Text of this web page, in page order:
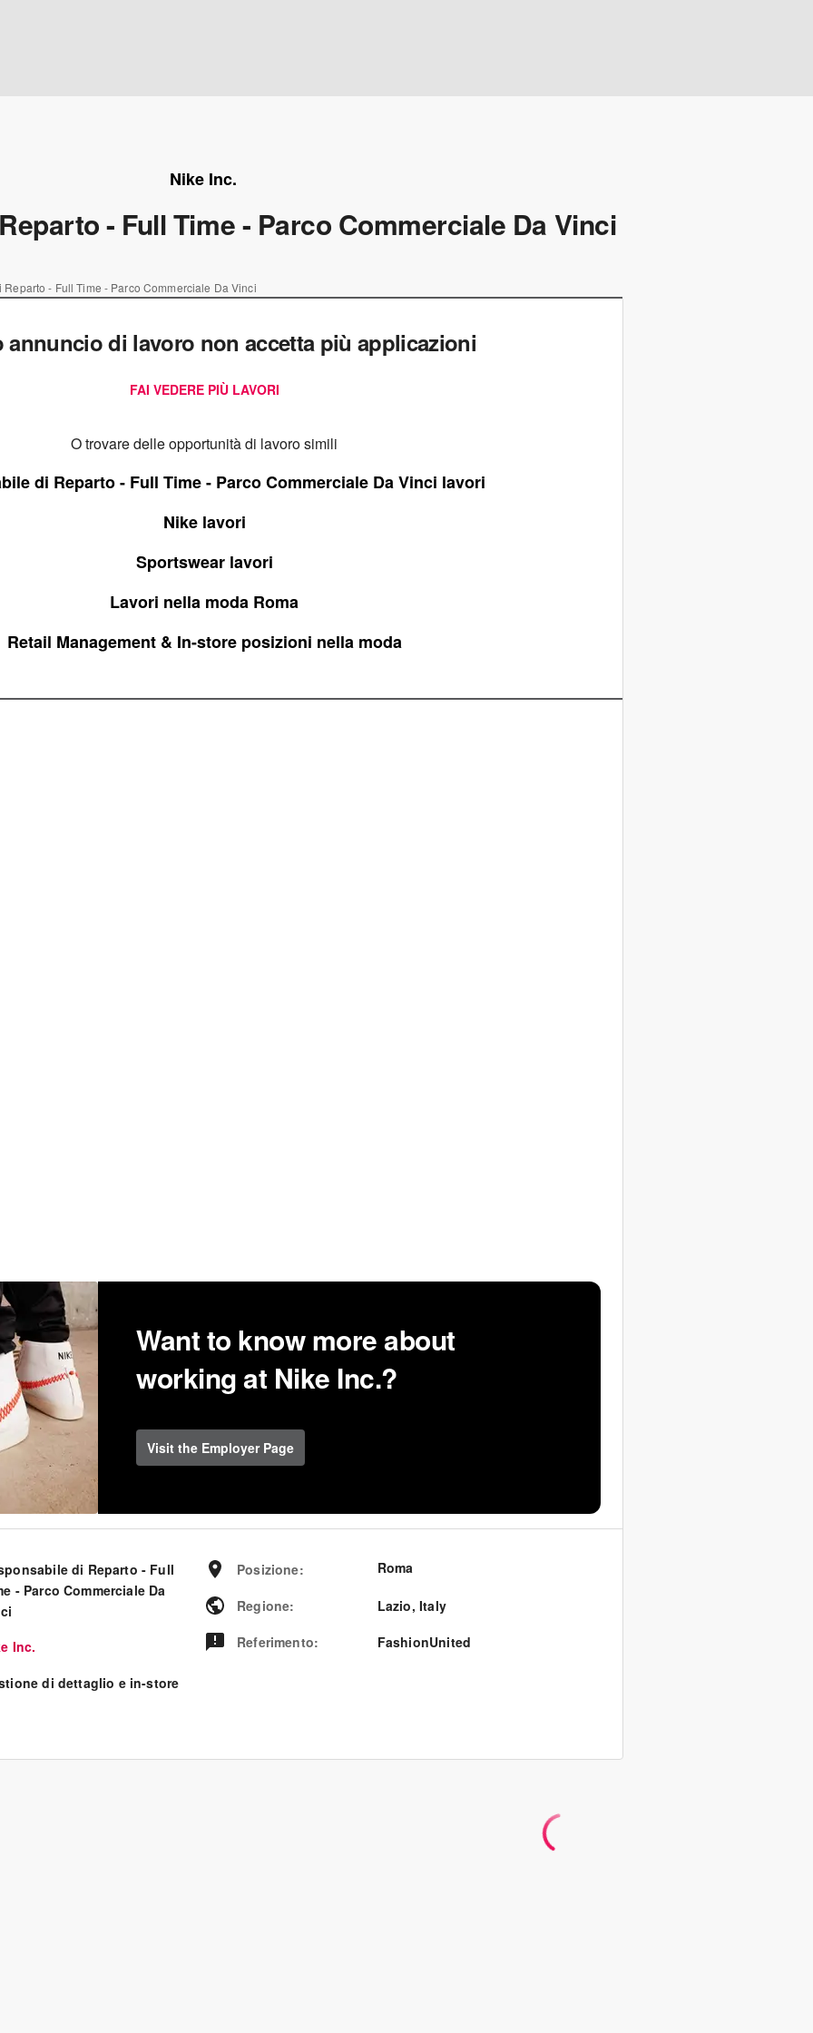
Nike Inc.
- Full Time - Parco Commerciale Da Vinci
- Full Time - Parco Commerciale Da Vinci
annuncio di lavoro non accetta più applicazioni
FAI VEDERE PIÙ LAVORI
O trovare delle opportunità di lavoro simili
di Reparto - Full Time - Parco Commerciale Da Vinci lavori
Nike lavori
Sportswear lavori
Lavori nella moda Roma
Retail Management & In-store posizioni nella moda
Want to know more about
working at Nike Inc.?
Visit the Employer Page
di Reparto - Full
- Parco Commerciale Da
Inc.
di dettaglio e in-store
Posizione: Roma
Regione: Lazio, Italy
Referimento: FashionUnited